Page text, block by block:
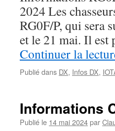
2024 Les
RG0F/P, qui sera
et le 21 mai. Il
Continuer la
Publié dans DX, Infos DX,
Informations
Publié le 14 mai 2024par